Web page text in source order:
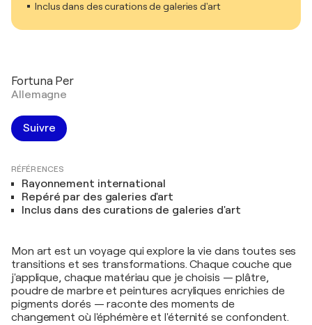
Inclus dans des curations de galeries d'art
Fortuna Per
Allemagne
Suivre
RÉFÉRENCES
Rayonnement international
Repéré par des galeries d'art
Inclus dans des curations de galeries d'art
Mon art est un voyage qui explore la vie dans toutes ses
transitions et ses transformations. Chaque couche que
j'applique, chaque matériau que je choisis — plâtre,
poudre de marbre et peintures acryliques enrichies de
pigments dorés — raconte des moments de
changement où l'éphémère et l'éternité se confondent.